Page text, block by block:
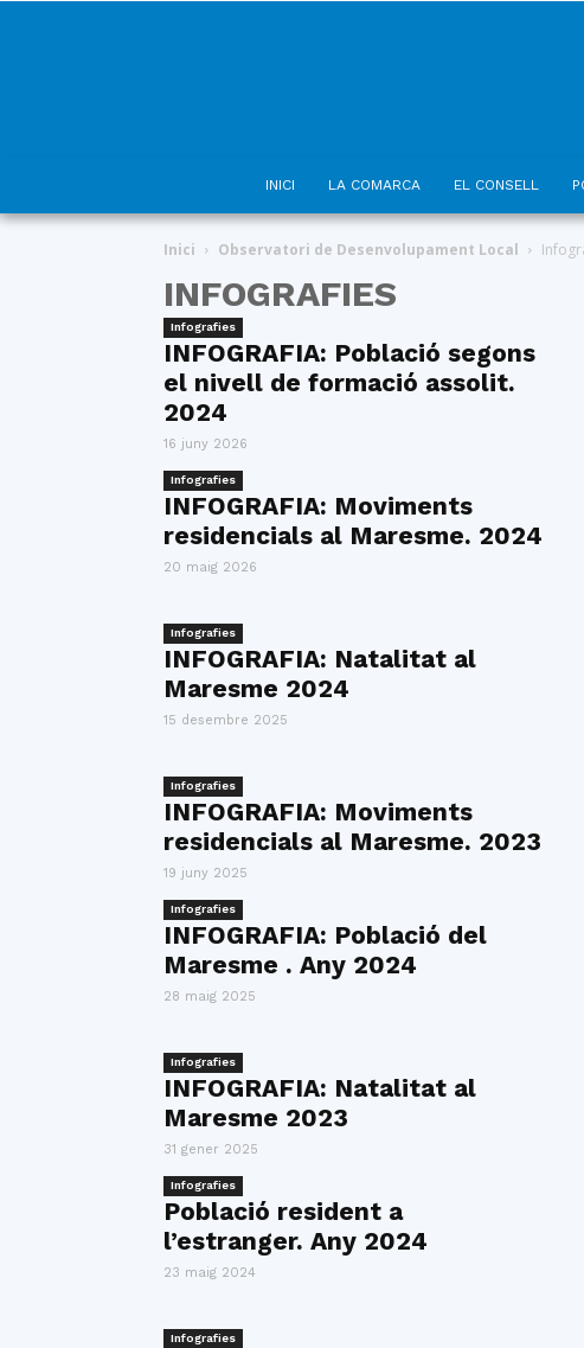
INICI LA COMARCA EL CONSELL
Inici Observatori de Desenvolupament Local
INFOGRAFIES
Infografies
INFOGRAFIA: Població segons
el nivell de formació assolit.
2024
16 juny 2026
Infografies
INFOGRAFIA: Moviments
residencials al Maresme. 2024
20 maig 2026
Infografies
INFOGRAFIA: Natalitat al
Maresme 2024
15 desembre 2025
Infografies
INFOGRAFIA: Moviments
residencials al Maresme. 2023
19 juny 2025
Infografies
INFOGRAFIA: Població del
Maresme . Any 2024
28 maig 2025
Infografies
INFOGRAFIA: Natalitat al
Maresme 2023
31 gener 2025
Infografies
Població resident a
l’estranger. Any 2024
23 maig 2024
Infografies